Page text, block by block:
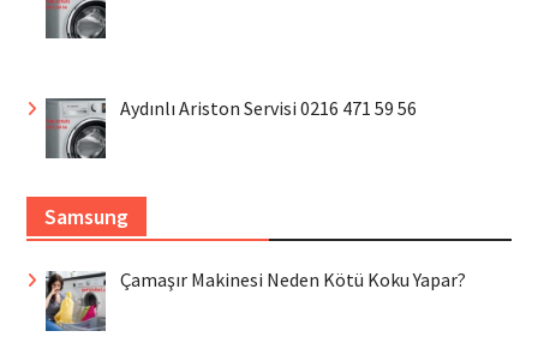
Aydınlı Ariston Servisi 0216 471 59 56
Samsung
Çamaşır Makinesi Neden Kötü Koku Yapar?